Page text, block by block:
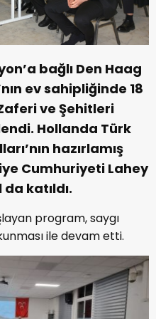
bağlı Den Haag
ev sahipliğinde 18
ve Şehitleri
Hollanda Türk
hazırlamış
Cumhuriyeti Lahey
katıldı.
program, saygı
ile devam etti.